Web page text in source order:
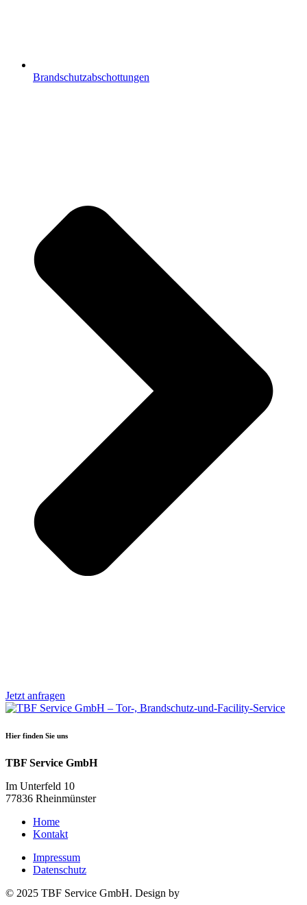
Brandschutzabschottungen
Jetzt anfragen
Hier finden Sie uns
TBF Service GmbH
Im Unterfeld 10
77836 Rheinmünster
Home
Kontakt
Impressum
Datenschutz
© 2025 TBF Service GmbH. Design by